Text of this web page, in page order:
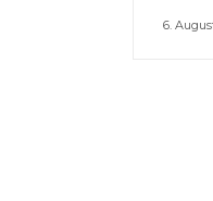
6.